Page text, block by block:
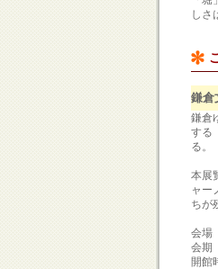
しさ
鎌倉
鎌倉
する
る。
本展
ャー
ちが
会場
会期
開館